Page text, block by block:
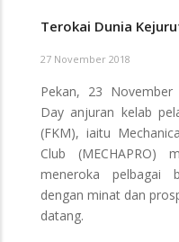
Terokai Dunia
27 November 2018
Pekan, 23 November
Day anjuran kelab
(FKM), iaitu
Club (MECHAPRO)
meneroka pelbagai
dengan minat dan
datang.